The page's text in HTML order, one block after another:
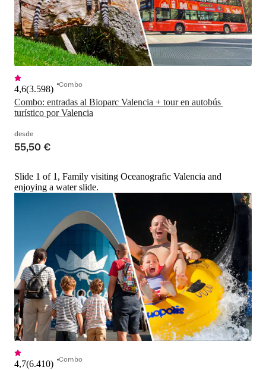
Combo: entradas al Bioparc Valencia + tour en autobús
turístico por Valencia
4,6(3.598) Combo
desde
55,50 €
Slide 1 of 1, Family visiting Oceanografic Valencia and
enjoying a water slide.
4,7(6.410) Combo